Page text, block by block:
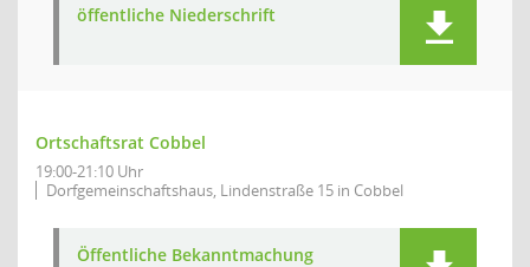
öffentliche Niederschrift
Ortschaftsrat Cobbel
19:00-21:10 Uhr
Dorfgemeinschaftshaus, Lindenstraße 15 in Cobbel
Öffentliche Bekanntmachung